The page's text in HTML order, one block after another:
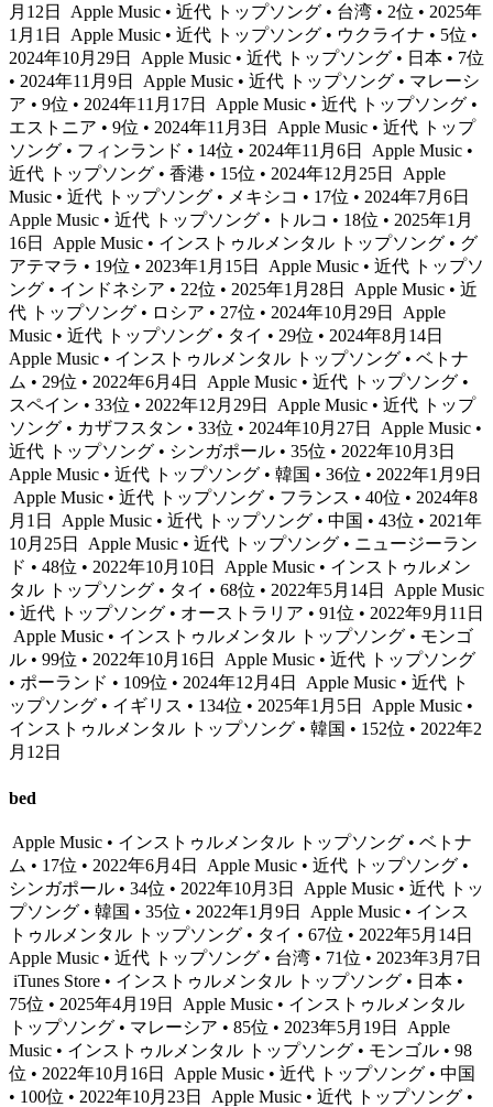
月12日
Apple Music • 近代 トップソング • 台湾 • 2位 • 2025年
1月1日
Apple Music • 近代 トップソング • ウクライナ • 5位 •
2024年10月29日
Apple Music • 近代 トップソング • 日本 • 7位
• 2024年11月9日
Apple Music • 近代 トップソング • マレーシ
ア • 9位 • 2024年11月17日
Apple Music • 近代 トップソング •
エストニア • 9位 • 2024年11月3日
Apple Music • 近代 トップ
ソング • フィンランド • 14位 • 2024年11月6日
Apple Music •
近代 トップソング • 香港 • 15位 • 2024年12月25日
Apple
Music • 近代 トップソング • メキシコ • 17位 • 2024年7月6日
Apple Music • 近代 トップソング • トルコ • 18位 • 2025年1月
16日
Apple Music • インストゥルメンタル トップソング • グ
アテマラ • 19位 • 2023年1月15日
Apple Music • 近代 トップソ
ング • インドネシア • 22位 • 2025年1月28日
Apple Music • 近
代 トップソング • ロシア • 27位 • 2024年10月29日
Apple
Music • 近代 トップソング • タイ • 29位 • 2024年8月14日
Apple Music • インストゥルメンタル トップソング • ベトナ
ム • 29位 • 2022年6月4日
Apple Music • 近代 トップソング •
スペイン • 33位 • 2022年12月29日
Apple Music • 近代 トップ
ソング • カザフスタン • 33位 • 2024年10月27日
Apple Music •
近代 トップソング • シンガポール • 35位 • 2022年10月3日
Apple Music • 近代 トップソング • 韓国 • 36位 • 2022年1月9日
Apple Music • 近代 トップソング • フランス • 40位 • 2024年8
月1日
Apple Music • 近代 トップソング • 中国 • 43位 • 2021年
10月25日
Apple Music • 近代 トップソング • ニュージーラン
ド • 48位 • 2022年10月10日
Apple Music • インストゥルメン
タル トップソング • タイ • 68位 • 2022年5月14日
Apple Music
• 近代 トップソング • オーストラリア • 91位 • 2022年9月11日
Apple Music • インストゥルメンタル トップソング • モンゴ
ル • 99位 • 2022年10月16日
Apple Music • 近代 トップソング
• ポーランド • 109位 • 2024年12月4日
Apple Music • 近代 ト
ップソング • イギリス • 134位 • 2025年1月5日
Apple Music •
インストゥルメンタル トップソング • 韓国 • 152位 • 2022年2
月12日
bed
Apple Music • インストゥルメンタル トップソング • ベトナ
ム • 17位 • 2022年6月4日
Apple Music • 近代 トップソング •
シンガポール • 34位 • 2022年10月3日
Apple Music • 近代 トッ
プソング • 韓国 • 35位 • 2022年1月9日
Apple Music • インス
トゥルメンタル トップソング • タイ • 67位 • 2022年5月14日
Apple Music • 近代 トップソング • 台湾 • 71位 • 2023年3月7日
iTunes Store • インストゥルメンタル トップソング • 日本 •
75位 • 2025年4月19日
Apple Music • インストゥルメンタル
トップソング • マレーシア • 85位 • 2023年5月19日
Apple
Music • インストゥルメンタル トップソング • モンゴル • 98
位 • 2022年10月16日
Apple Music • 近代 トップソング • 中国
• 100位 • 2022年10月23日
Apple Music • 近代 トップソング •